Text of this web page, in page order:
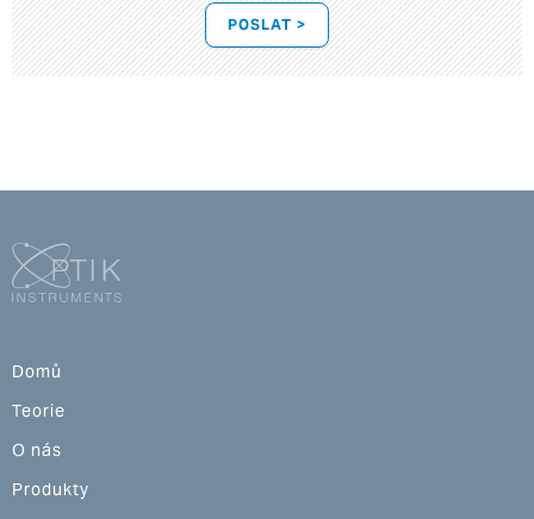
POSLAT >
Domů
Teorie
O nás
Produkty